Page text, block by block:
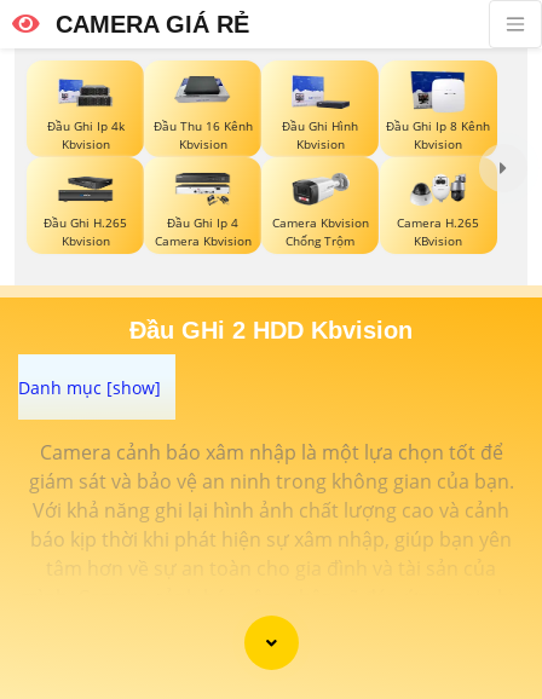
CAMERA GIÁ RẺ
Đầu Ghi Ip 4k
Kbvision
Đầu Thu 16 Kênh
Kbvision
Đầu Ghi Hình
Kbvision
Đầu Ghi Ip 8 Kênh
Kbvision
Đầu Ghi H.265
Kbvision
Đầu Ghi Ip 4
Camera Kbvision
Camera Kbvision
Chống Trộm
Camera H.265
KBvision
Đầu GHi 2 HDD Kbvision
Camera cảnh báo xâm nhập là một lựa chọn tốt để
giám sát và bảo vệ an ninh trong không gian của bạn.
Với khả năng ghi lại hình ảnh chất lượng cao và cảnh
báo kịp thời khi phát hiện sự xâm nhập, giúp bạn yên
tâm hơn về sự an toàn cho gia đình và tài sản của
cầu giám sát và bảo vệ an ninh của bạn một cách hiệu
quả và tiện lợi. Hãy đầu tư vào camera cảnh báo xâm